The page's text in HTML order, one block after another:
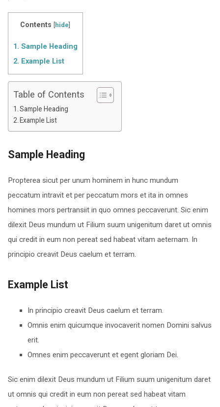
Contents hide
1. Sample Heading
2. Example List
Table of Contents
Sample Heading
Example List
Sample Heading
Propterea sicut per unum hominem in hunc mundum
peccatum intravit et per peccatum mors et ita in omnes
homines mors pertransiit in quo omnes peccaverunt. Sic enim
dilexit Deus mundum ut Filium suum unigenitum daret ut omnis
qui credit in eum non pereat sed habeat vitam aeternam. In
principio creavit Deus caelum et terram.
Example List
In principio creavit Deus caelum et terram.
Omnis enim quicumque invocaverit nomen Domini salvus
erit.
Omnes enim peccaverunt et egent gloriam Dei.
Sic enim dilexit Deus mundum ut Filium suum unigenitum daret
ut omnis qui credit in eum non pereat sed habeat vitam